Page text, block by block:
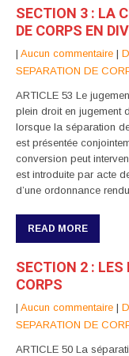
SECTION 3 : LA
DE CORPS EN
| Aucun commentaire |
SEPARATION DE
ARTICLE 53 Le
plein droit en jugement
lorsque la séparation
est présentée
conversion peut
est introduite par acte
d’une ordonnance
READ MORE
SECTION 2 : LES
CORPS
| Aucun commentaire |
SEPARATION DE
ARTICLE 50 La